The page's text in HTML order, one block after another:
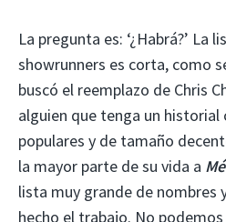
La pregunta es: ‘¿Habrá?’ La
showrunners es corta, como
buscó el reemplazo de Chris
alguien que tenga un historial
populares y de tamaño
la mayor parte de su vida a
lista muy grande de nombres
hecho el trabajo. No